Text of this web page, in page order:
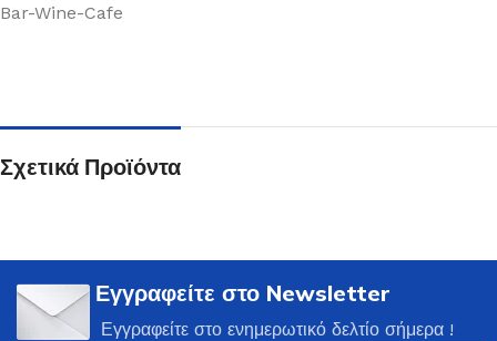
Bar-Wine-Cafe
Σχετικά Προϊόντα
Εγγραφείτε στο Newsletter
Εγγραφείτε στο ενημερωτικό δελτίο σήμερα !